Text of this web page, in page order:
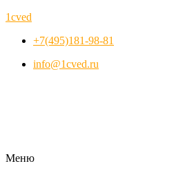
1cved
+7(495)181-98-81
info@1cved.ru
Меню